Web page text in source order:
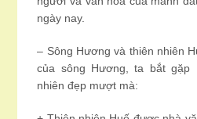
ngày nay.
– Sông Hương và thiên nhiên
của sông Hương, ta bắt gặp
nhiên đẹp mượt mà: